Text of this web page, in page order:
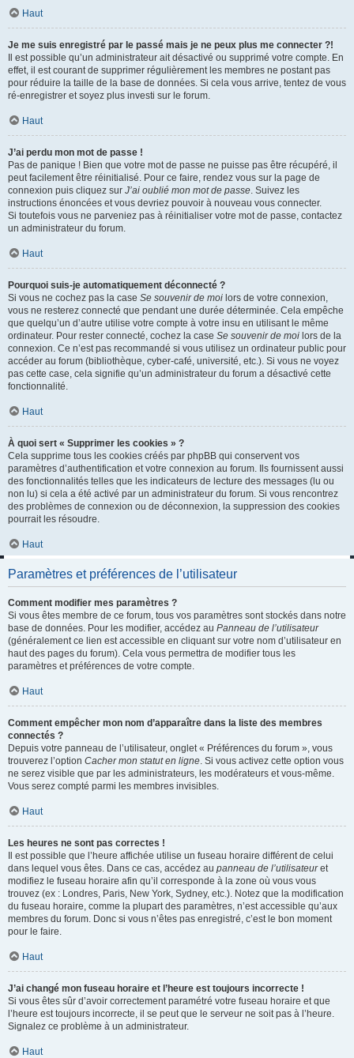
Haut
Je me suis enregistré par le passé mais je ne peux plus me connecter ?!
Il est possible qu’un administrateur ait désactivé ou supprimé votre compte. En
effet, il est courant de supprimer régulièrement les membres ne postant pas
pour réduire la taille de la base de données. Si cela vous arrive, tentez de vous
ré-enregistrer et soyez plus investi sur le forum.
Haut
J’ai perdu mon mot de passe !
Pas de panique ! Bien que votre mot de passe ne puisse pas être récupéré, il
peut facilement être réinitialisé. Pour ce faire, rendez vous sur la page de
connexion puis cliquez sur J’ai oublié mon mot de passe . Suivez les
instructions énoncées et vous devriez pouvoir à nouveau vous connecter.
Si toutefois vous ne parveniez pas à réinitialiser votre mot de passe, contactez
un administrateur du forum.
Haut
Pourquoi suis-je automatiquement déconnecté ?
Si vous ne cochez pas la case Se souvenir de moi lors de votre connexion,
vous ne resterez connecté que pendant une durée déterminée. Cela empêche
que quelqu’un d’autre utilise votre compte à votre insu en utilisant le même
ordinateur. Pour rester connecté, cochez la case Se souvenir de moi lors de la
connexion. Ce n’est pas recommandé si vous utilisez un ordinateur public pour
accéder au forum (bibliothèque, cyber-café, université, etc.). Si vous ne voyez
pas cette case, cela signifie qu’un administrateur du forum a désactivé cette
fonctionnalité.
Haut
À quoi sert « Supprimer les cookies » ?
Cela supprime tous les cookies créés par phpBB qui conservent vos
paramètres d’authentification et votre connexion au forum. Ils fournissent aussi
des fonctionnalités telles que les indicateurs de lecture des messages (lu ou
non lu) si cela a été activé par un administrateur du forum. Si vous rencontrez
des problèmes de connexion ou de déconnexion, la suppression des cookies
pourrait les résoudre.
Haut
Paramètres et préférences de l’utilisateur
Comment modifier mes paramètres ?
Si vous êtes membre de ce forum, tous vos paramètres sont stockés dans notre
base de données. Pour les modifier, accédez au Panneau de l’utilisateur
(généralement ce lien est accessible en cliquant sur votre nom d’utilisateur en
haut des pages du forum). Cela vous permettra de modifier tous les
paramètres et préférences de votre compte.
Haut
Comment empêcher mon nom d’apparaître dans la liste des membres
connectés ?
Depuis votre panneau de l’utilisateur, onglet « Préférences du forum », vous
trouverez l’option Cacher mon statut en ligne . Si vous activez cette option vous
ne serez visible que par les administrateurs, les modérateurs et vous-même.
Vous serez compté parmi les membres invisibles.
Haut
Les heures ne sont pas correctes !
Il est possible que l’heure affichée utilise un fuseau horaire différent de celui
dans lequel vous êtes. Dans ce cas, accédez au panneau de l’utilisateuret
modifiez le fuseau horaire afin qu’il corresponde à la zone où vous vous
trouvez (ex : Londres, Paris, New York, Sydney, etc.). Notez que la modification
du fuseau horaire, comme la plupart des paramètres, n’est accessible qu’aux
membres du forum. Donc si vous n’êtes pas enregistré, c’est le bon moment
pour le faire.
Haut
J’ai changé mon fuseau horaire et l’heure est toujours incorrecte !
Si vous êtes sûr d’avoir correctement paramétré votre fuseau horaire et que
l’heure est toujours incorrecte, il se peut que le serveur ne soit pas à l’heure.
Signalez ce problème à un administrateur.
Haut